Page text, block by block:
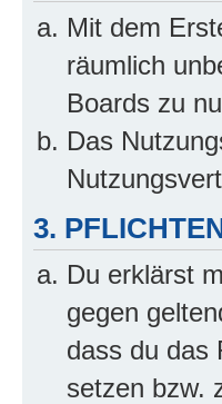
Mit dem
räumlich
Boards zu
Das
3.
Du erklärst
gegen
dass du das
setzen bzw.